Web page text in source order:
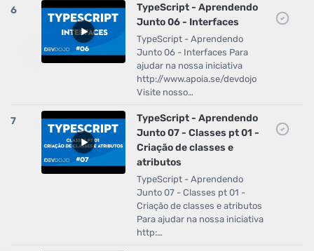
6
TypeScript - Aprendendo
Junto 06 - Interfaces
TypeScript - Aprendendo
Junto 06 - Interfaces Para
ajudar na nossa iniciativa
http://www.apoia.se/devdojo
Visite nosso…
7
TypeScript - Aprendendo
Junto 07 - Classes pt 01 -
Criação de classes e
atributos
TypeScript - Aprendendo
Junto 07 - Classes pt 01 -
Criação de classes e atributos
Para ajudar na nossa iniciativa
http:…